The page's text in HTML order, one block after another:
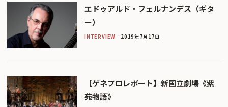
エドゥアルド・フェルナンデス（ギタ
ー）
INTERVIEW 2019年7月17日
【ゲネプロレポート】新国立劇場《紫
苑物語》